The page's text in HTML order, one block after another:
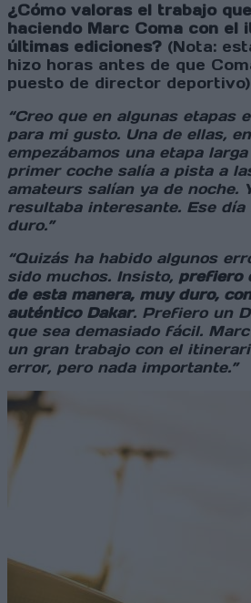
¿Cómo valoras el trabajo
haciendo Marc Coma con el
últimas ediciones? (Nota:
hizo horas antes de que
puesto de director deportivo)
“Creo que en algunas etapas
para mi gusto. Una de ellas,
empezábamos una etapa
primer coche salía a pista a
amateurs salían ya de noche.
resultaba interesante. Ese día
duro.”
“Quizás ha habido algunos
sido muchos. Insisto, prefiero
de esta manera, muy duro,
auténtico Dakar. Prefiero un
que sea demasiado fácil.
un gran trabajo con el
error, pero nada importante.”